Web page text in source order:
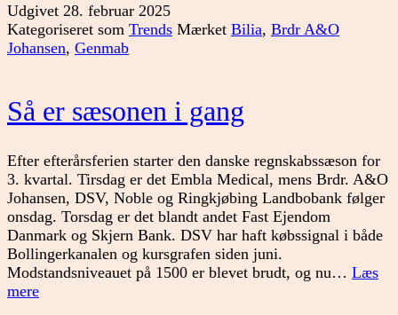
Danmark
Udgivet 28. februar 2025
Kategoriseret som Trends Mærket Bilia, Brdr A&O
Johansen, Genmab
Så er sæsonen i gang
Efter efterårsferien starter den danske regnskabssæson for
3. kvartal. Tirsdag er det Embla Medical, mens Brdr. A&O
Johansen, DSV, Noble og Ringkjøbing Landbobank følger
onsdag. Torsdag er det blandt andet Fast Ejendom
Danmark og Skjern Bank. DSV har haft købssignal i både
Bollingerkanalen og kursgrafen siden juni.
Modstandsniveauet på 1500 er blevet brudt, og nu… Læs
mereSå